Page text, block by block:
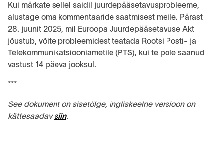
Kui märkate sellel saidil juurdepääsetavusprobleeme,
alustage oma kommentaaride saatmisest meile. Pärast
28. juunit 2025, mil Euroopa Juurdepääsetavuse Akt
jõustub, võite probleemidest teatada Rootsi Posti- ja
Telekommunikatsiooniametile (PTS), kui te pole saanud
vastust 14 päeva jooksul.
***
See dokument on sisetõlge, ingliskeelne versioon on
kättesaadavsiin.